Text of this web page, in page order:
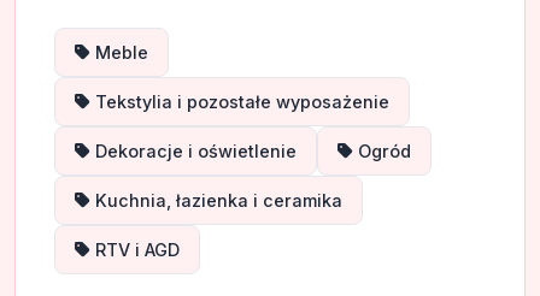
Meble
Tekstylia i pozostałe wyposażenie
Dekoracje i oświetlenie Ogród
Kuchnia, łazienka i ceramika
RTV i AGD